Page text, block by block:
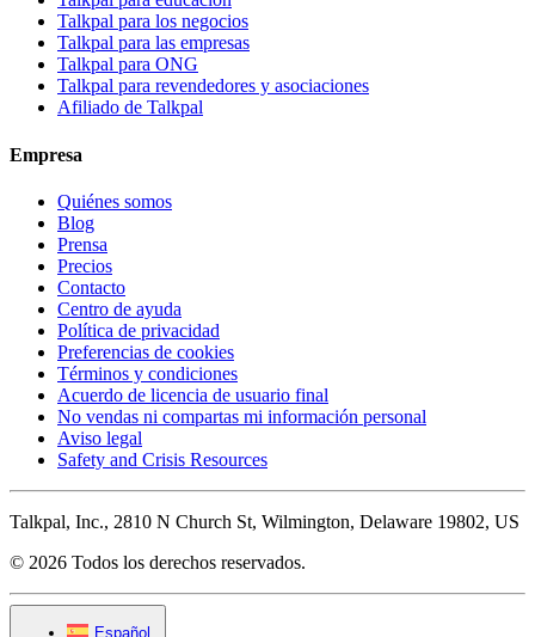
Talkpal para los negocios
Talkpal para las empresas
Talkpal para ONG
Talkpal para revendedores y asociaciones
Afiliado de Talkpal
Empresa
Quiénes somos
Blog
Prensa
Precios
Contacto
Centro de ayuda
Política de privacidad
Preferencias de cookies
Términos y condiciones
Acuerdo de licencia de usuario final
No vendas ni compartas mi información personal
Aviso legal
Safety and Crisis Resources
Talkpal, Inc., 2810 N Church St, Wilmington, Delaware 19802, US
© 2026 Todos los derechos reservados.
Español